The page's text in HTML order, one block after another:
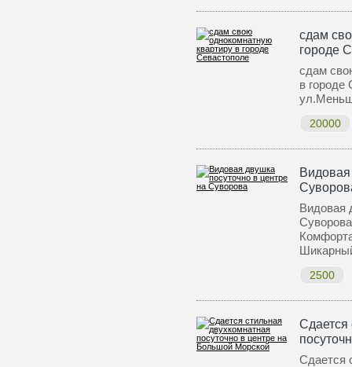
сдам
городе
сдам
в городе
20000
Видовая
Видовая
2500
Сдается
Сдается